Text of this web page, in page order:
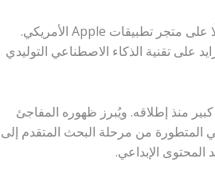
حقق نموذج توليد الفيديو الرائد من OpenAI، المسمى Sora، إنجازًا بارزًا، حيث تصدّر قائمة التطبيقات الأكثر تحميلًا على متجر تطبيقات Apple الأمريكي.
على تقنية الذكاء الاصطناعي التوليدي
منذ إطلاقه. ويُبرز ظهوره المفاجئ
المتطورة من مرحلة البحث المتقدم إلى
المحتوى الإبداعي.